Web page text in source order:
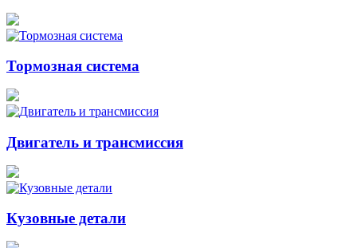
Тормозная система
Двигатель и трансмиссия
Кузовные детали